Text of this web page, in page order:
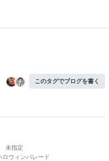
このタグでブログを書く
未指定
ロウィンパレード